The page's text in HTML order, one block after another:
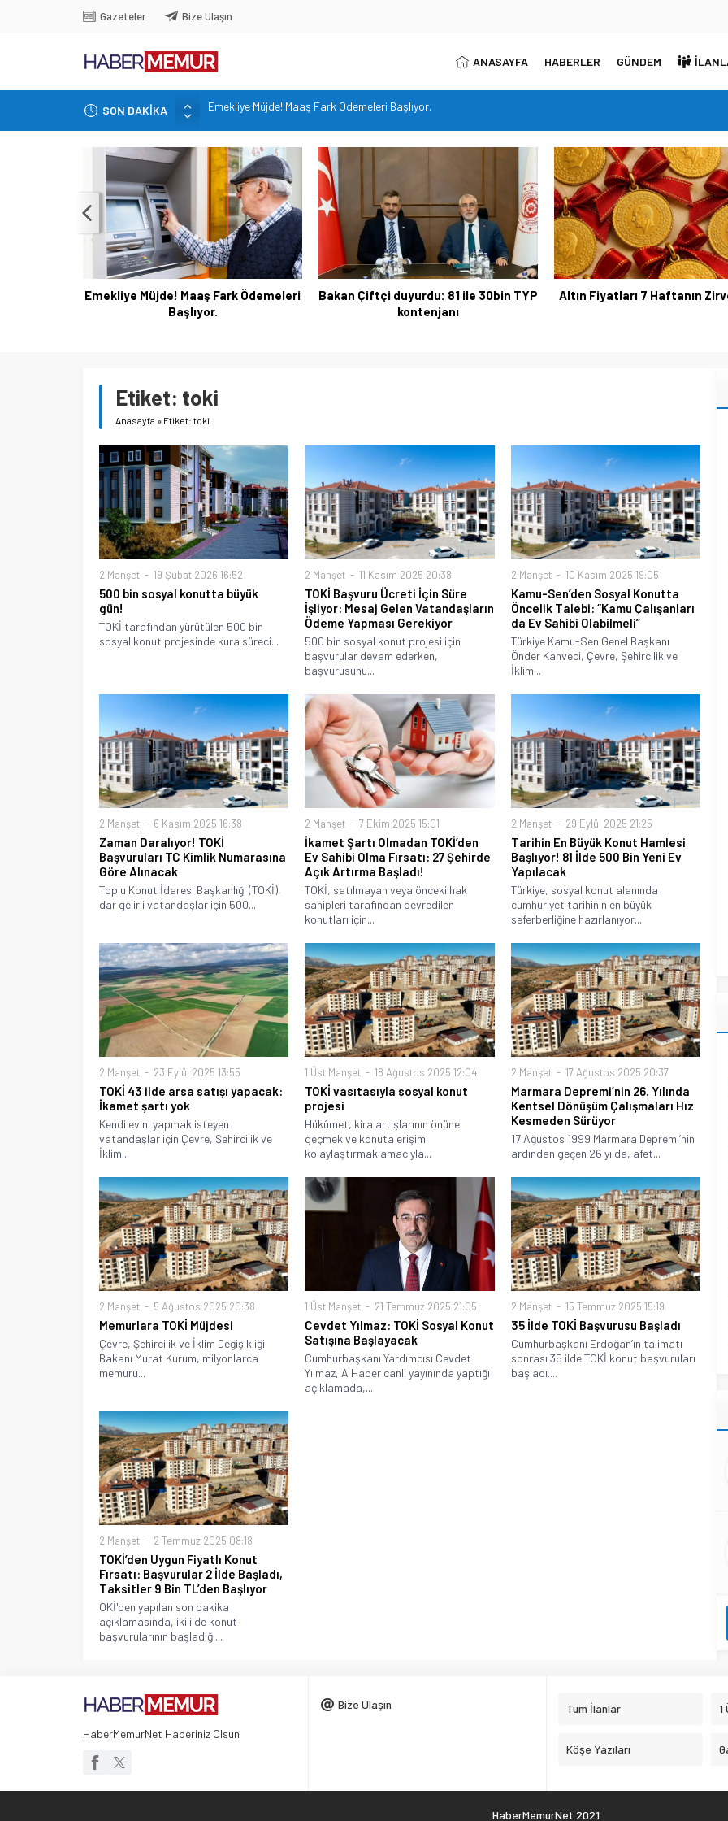
Gazeteler Bize Ulaşın
ANASAYFA HABERLER GÜNDEM
SON DAKİKA
Bakan Çiftçi duyurdu: 81 ile 30bin TYP kontenjanı
Altın Fiyatları 7 Haftanın Zirvesinde!
TOKİ 51 ilde 540 konut ve iş yerini açık arttırma usulü satışa çıkarıyor.
İçişleri Bakanlığı, Görevde Yükselme ve Unvan Değişikliği Yazılı Sınavları’nın tarihlerini duyurdu.
Emekliye Müjde! Maaş Fark Ödemeleri Başlıyor.
Emekliye Müjde! Maaş Fark Ödemeleri
Başlıyor.
Bakan Çiftçi duyurdu: 81 ile 30bin TYP
kontenjanı
Altın Fiyatları 7 Haftanın
Etiket: toki
Anasayfa » Etiket: toki
2 Manşet 19 Şubat 2026 16:52
500 bin sosyal konutta büyük
gün!
TOKİ tarafından yürütülen 500 bin
sosyal konut projesinde kura süreci...
2 Manşet 11 Kasım 2025 20:38
TOKİ Başvuru Ücreti İçin Süre
İşliyor: Mesaj Gelen Vatandaşların
Ödeme Yapması Gerekiyor
500 bin sosyal konut projesi için
başvurular devam ederken,
başvurusunu...
2 Manşet 10 Kasım 2025 19:05
Kamu-Sen’den Sosyal Konutta
Öncelik Talebi: “Kamu Çalışanları
da Ev Sahibi Olabilmeli”
Türkiye Kamu-Sen Genel Başkanı
Önder Kahveci, Çevre, Şehircilik ve
İklim...
2 Manşet 6 Kasım 2025 16:38
Zaman Daralıyor! TOKİ
Başvuruları TC Kimlik Numarasına
Göre Alınacak
Toplu Konut İdaresi Başkanlığı (TOKİ),
dar gelirli vatandaşlar için 500...
2 Manşet 7 Ekim 2025 15:01
İkamet Şartı Olmadan TOKİ’den
Ev Sahibi Olma Fırsatı: 27 Şehirde
Açık Artırma Başladı!
TOKİ, satılmayan veya önceki hak
sahipleri tarafından devredilen
konutları için...
2 Manşet 29 Eylül 2025 21:25
Tarihin En Büyük Konut Hamlesi
Başlıyor! 81 İlde 500 Bin Yeni Ev
Yapılacak
Türkiye, sosyal konut alanında
cumhuriyet tarihinin en büyük
seferberliğine hazırlanıyor....
2 Manşet 23 Eylül 2025 13:55
TOKİ 43 ilde arsa satışı yapacak:
İkamet şartı yok
Kendi evini yapmak isteyen
vatandaşlar için Çevre, Şehircilik ve
İklim...
1 Üst Manşet 18 Ağustos 2025 12:04
TOKİ vasıtasıyla sosyal konut
projesi
Hükûmet, kira artışlarının önüne
geçmek ve konuta erişimi
kolaylaştırmak amacıyla...
2 Manşet 17 Ağustos 2025 20:37
Marmara Depremi’nin 26. Yılında
Kentsel Dönüşüm Çalışmaları Hız
Kesmeden Sürüyor
17 Ağustos 1999 Marmara Depremi’nin
ardından geçen 26 yılda, afet...
2 Manşet 5 Ağustos 2025 20:38
Memurlara TOKİ Müjdesi
Çevre, Şehircilik ve İklim Değişikliği
Bakanı Murat Kurum, milyonlarca
memuru...
1 Üst Manşet 21 Temmuz 2025 21:05
Cevdet Yılmaz: TOKİ Sosyal Konut
Satışına Başlayacak
Cumhurbaşkanı Yardımcısı Cevdet
Yılmaz, A Haber canlı yayınında yaptığı
açıklamada,...
2 Manşet 15 Temmuz 2025 15:19
35 İlde TOKİ Başvurusu Başladı
Cumhurbaşkanı Erdoğan’ın talimatı
sonrası 35 ilde TOKİ konut başvuruları
başladı....
2 Manşet 2 Temmuz 2025 08:18
TOKİ’den Uygun Fiyatlı Konut
Fırsatı: Başvurular 2 İlde Başladı,
Taksitler 9 Bin TL’den Başlıyor
OKİ'den yapılan son dakika
açıklamasında, iki ilde konut
başvurularının başladığı...
HaberMemurNet Haberiniz Olsun
Bize Ulaşın Tüm İlanlar 1
Köşe Yazıları
HaberMemurNet 2021